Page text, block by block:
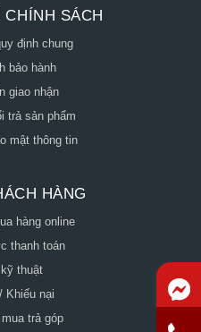
SÁCH
định chung
bảo hành
giao nhận
trả sản phẩm
mật thông tin
HÀNG
hàng online
thanh toán
kỹ thuật
Khiếu nại
trả góp